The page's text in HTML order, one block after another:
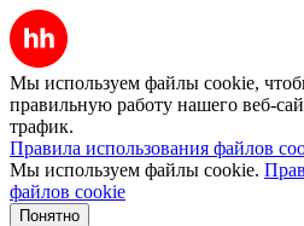
Мы используем файлы cookie,
правильную работу нашего веб-
трафик.
Правила использования файлов
Мы используем файлы cookie.
файлов cookie
Понятно